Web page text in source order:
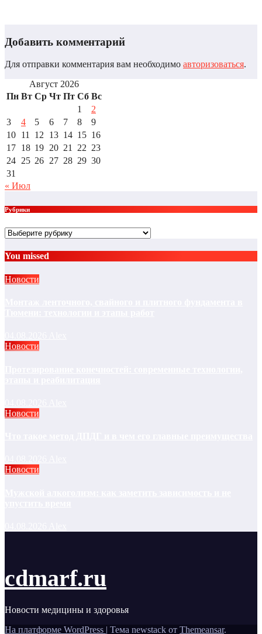
Добавить комментарий
Для отправки комментария вам необходимо авторизоваться.
Август 2026
Пн Вт Ср Чт Пт Сб Вс
1
2
3
4 5 6 7 8
9
10 11 12 13 14 15 16
17 18 19 20 21 22 23
24 25 26 27 28 29 30
31
« Июл
Рубрики
Рубрики
You missed
Новости
Новости
Новости
Новости
cdmarf.ru
Новости медицины и здоровья
На платформе WordPress | Тема newstack от Themeansar.